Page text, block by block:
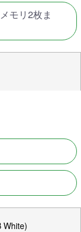
モリ2枚ま
White)